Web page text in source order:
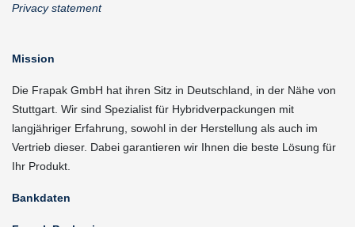
Privacy statement
Mission
Die Frapak GmbH hat ihren Sitz in Deutschland, in der Nähe von
Stuttgart. Wir sind Spezialist für Hybridverpackungen mit
langjähriger Erfahrung, sowohl in der Herstellung als auch im
Vertrieb dieser. Dabei garantieren wir Ihnen die beste Lösung für
Ihr Produkt.
Bankdaten